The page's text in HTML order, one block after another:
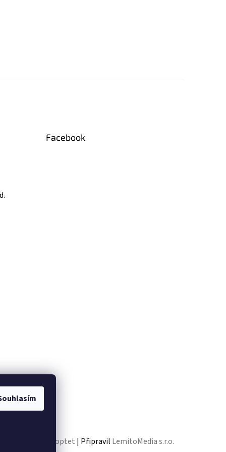
Facebook
Vytvořil Shoptet | Připravil LemitoMedia s.r.o.